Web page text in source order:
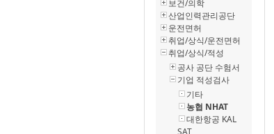
보건/의학
산업인력관리공단
운전면허
취업/상식/운전면허
취업/상식/적성
공사 공단 수험서
기업 적성검사
기타
농협 NHAT
대한항공 KAL
SAT